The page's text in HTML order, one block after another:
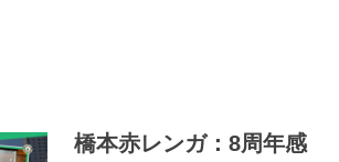
橋本赤レンガ：8周年感